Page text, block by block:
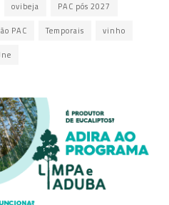
ovibeja PAC pós 2027
PAC Temporais vinho